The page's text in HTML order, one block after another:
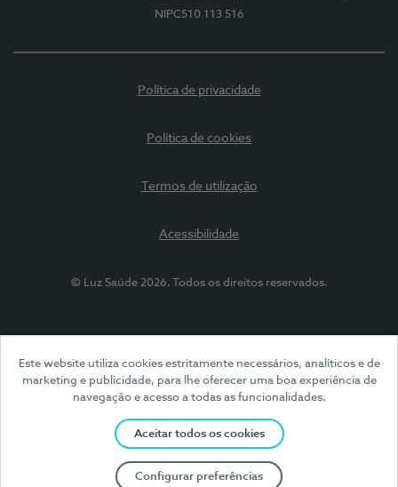
Este website utiliza cookies estritamente necessários, analíticos e de
marketing e publicidade, para lhe oferecer uma boa experiência de
navegação e acesso a todas as funcionalidades.
Aceitar todos os cookies
Configurar preferências
NIPC510 113 516
Política de privacidade
Política de cookies
Termos de utilização
Acessibilidade
© Luz Saúde 2026. Todos os direitos reservados.